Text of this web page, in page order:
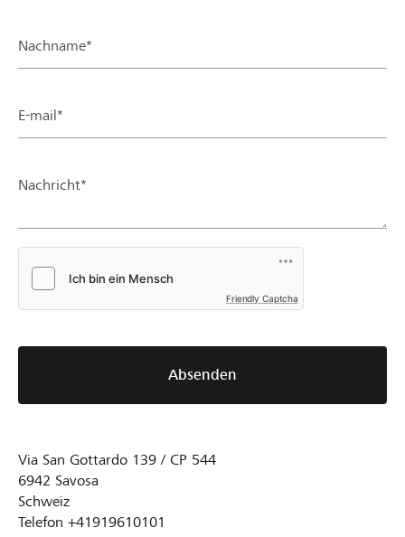
Nachname*
E-mail*
Nachricht*
Friendly Captcha
Absenden
Via San Gottardo 139 / CP 544
6942 Savosa
Schweiz
Telefon +41919610101